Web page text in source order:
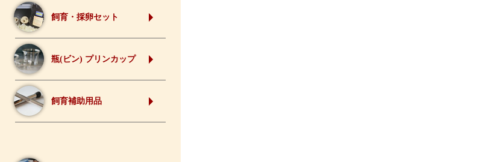
飼育・採卵セット
瓶(ビン) プリンカップ
飼育補助用品